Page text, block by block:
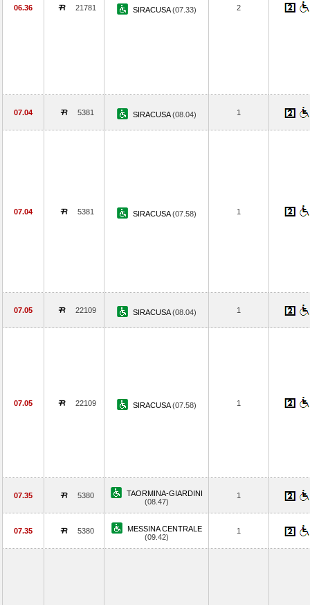
06.36 21781 SIRACUSA(07.33) 2
07.04 5381 SIRACUSA(08.04) 1
07.04 5381 SIRACUSA(07.58) 1
07.05 22109 SIRACUSA(08.04) 1
07.05 22109 SIRACUSA(07.58) 1
07.35 5380
TAORMINA-GIARDINI
(08.47)
1
07.35 5380
MESSINA CENTRALE
(09.42)
1